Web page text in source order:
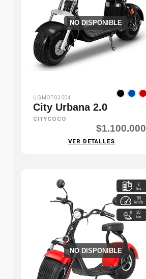
NO DISPONIBLE
UGMOT03004
City Urbana 2.0
CITYCOCO
$1.100.000
VER DETALLES
NO DISPONIBLE
3
hrs
50
km/h
35
km